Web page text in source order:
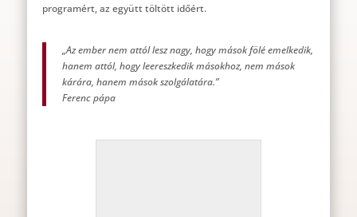
programért, az együtt töltött időért.
„Az ember nem attól lesz nagy, hogy mások fölé emelkedik,
hanem attól, hogy leereszkedik másokhoz, nem mások
kárára, hanem mások szolgálatára.”
Ferenc pápa